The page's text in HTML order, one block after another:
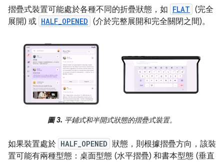
摺疊式裝置可能處於各種不同的折疊狀態，如 FLAT (完全
展開) 或 HALF_OPENED (介於完整展開和完全關閉之間)。
圖 3. 平鋪式和半開式狀態的摺疊式裝置。
如果裝置處於 HALF_OPENED 狀態，則根據摺疊方向，該裝
置可能有兩種型態：桌面型態 (水平摺疊) 和書本型態 (垂直